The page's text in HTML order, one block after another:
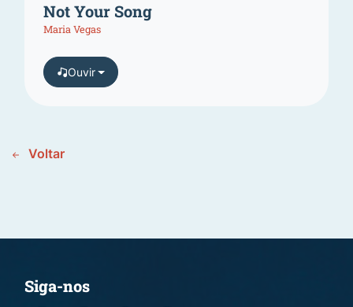
Not Your Song
Maria Vegas
Ouvir
Voltar
Siga-nos